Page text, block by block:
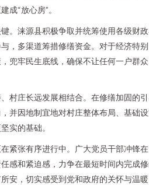
成“放心房”。
。涞源县积极争取并统筹使用各级财
，多渠道筹措修缮资金。对于经济特
兜牢民生底线，确保不让任何一户群
村庄长远发展相结合。在修缮加固的
并因地制宜地对村庄整体布局、基础
实的基础。
紧张有序进行中。广大党员干部冲锋在
感和紧迫感，力争在最短时间内完成
安，切实感受到党和政府的关怀与温